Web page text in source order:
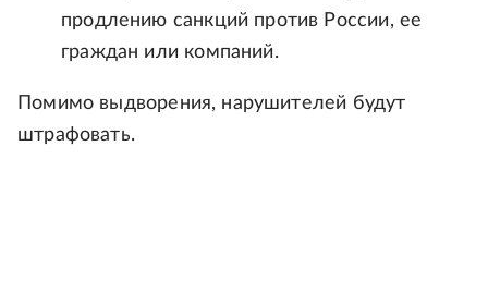
продлению санкций против России, ее
граждан или компаний.
Помимо выдворения, нарушителей будут
штрафовать.